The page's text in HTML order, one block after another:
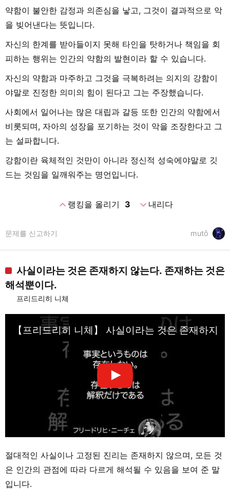
약함이 불안한 감정과 의존심을 낳고, 그것이 결과적으로 악
을 빚어낸다는 뜻입니다.
자신의 한계를 받아들이지 못해 타인을 탓하거나 책임을 회
피하는 행위는 인간의 약함의 발현이라 할 수 있습니다.
자신의 약함과 마주하고 그것을 극복하려는 의지의 강함이
야말로 진정한 의미의 힘이 된다고 그는 주장했습니다.
사회에서 일어나는 많은 대립과 갈등 또한 인간의 약함에서
비롯되며, 자아의 성장을 포기하는 것이 악을 조장한다고 그
는 설파합니다.
강함이란 육체적인 것만이 아니라 정신적 성숙에야말로 깃
드는 것임을 일깨워주는 명언입니다.
expand_less랭킹을 올리기 3 expand_more내리다
mutō
문제를 신고하기
사실이라는 것은 존재하지 않는다. 존재하는 것은
해석뿐이다.
프리드리히 니체
【프리드리히 니체】 사실이라는 것은 존재하지
절대적인 사실이나 고정된 진리는 존재하지 않으며, 모든 것
은 인간의 관점에 따라 다르게 해석될 수 있음을 보여 준 말
입니다.